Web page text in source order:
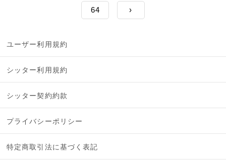
64 ›
ユーザー利用規約
シッター利用規約
シッター契約約款
プライバシーポリシー
特定商取引法に基づく表記